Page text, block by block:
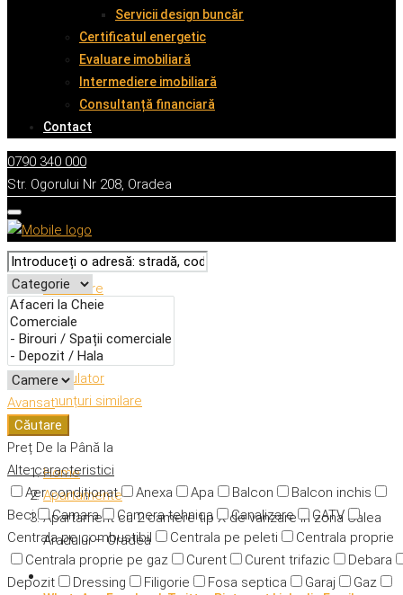
Servicii design buncăr
Certificatul energetic
Evaluare imobiliară
Intermediere imobiliară
Consultanță financiară
Contact
0790 340 000
Str. Ogorului Nr 208, Oradea
Avansat
Căutare
Preț De la Până la
Alte caracteristici
Aer condiționat
Anexa Apa Balcon
Balcon inchis
Beci
Camara Camera tehnica Canalizare
CATV
Centrala pe combustibil
Centrala pe peleti
Centrala proprie
Centrala proprie pe gaz
Curent Curent trifazic
Debara
Depozit
Dressing Filigorie Fosa septica Garaj
Gaz
Descriere
Caracteristici
Adresă
Detalii
Calculator
Anunțuri similare
Home
Apartamente
Apartament cu 2 camere tip X de vanzare in zona Calea
Aradului – Oradea